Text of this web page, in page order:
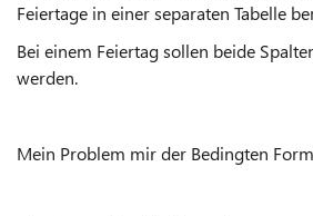
Feiertage in einer separaten Tabelle
Bei einem Feiertag sollen beide
werden.
Mein Problem mir der Bedingten